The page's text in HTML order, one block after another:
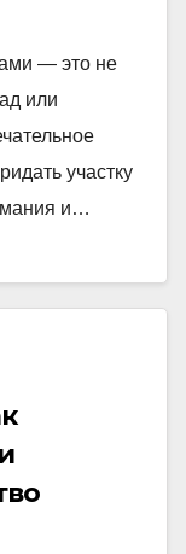
— это не
или
участку
и…